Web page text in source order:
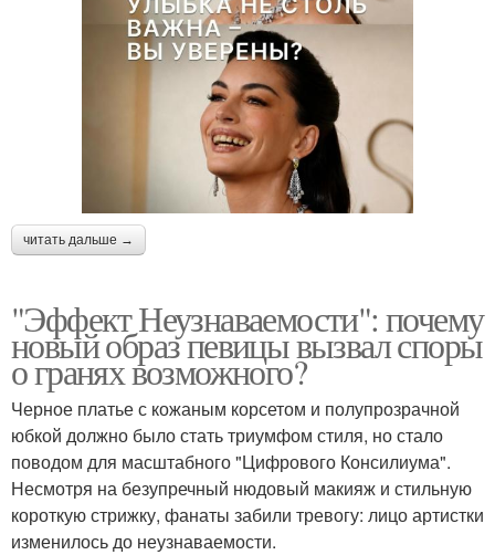
читать дальше →
"Эффект Неузнаваемости": почему
новый образ певицы вызвал споры
о гранях возможного?
Черное платье с кожаным корсетом и полупрозрачной
юбкой должно было стать триумфом стиля, но стало
поводом для масштабного "Цифрового Консилиума".
Несмотря на безупречный нюдовый макияж и стильную
короткую стрижку, фанаты забили тревогу: лицо артистки
изменилось до неузнаваемости.